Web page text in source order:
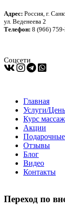
Адрес: Россия, г.
ул. Веденеева 2
Телефон: 8 (966)
Соцсети
Главная
Услуги/
Курс
Акции
Отзывы
Блог
Видео
Контакты
Переход по